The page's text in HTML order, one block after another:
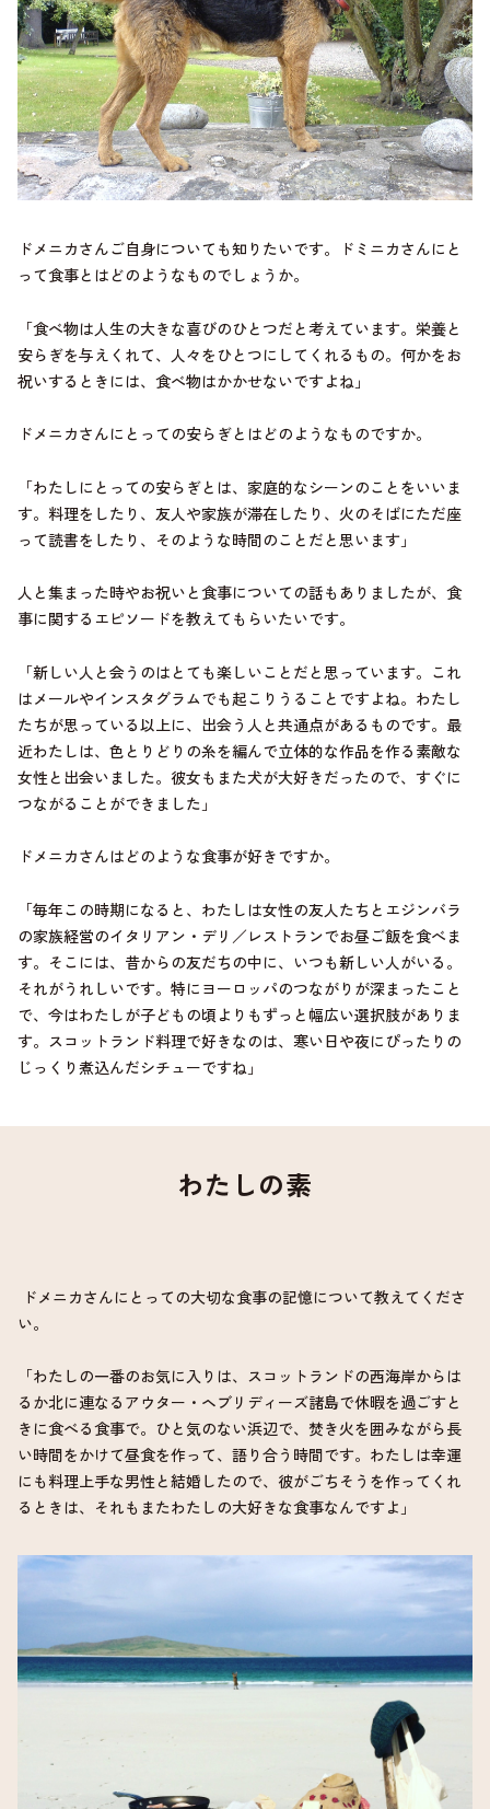
ドメニカさんご自身についても知りたいです。ドミニカさんにと
って食事とはどのようなものでしょうか。
「食べ物は人生の大きな喜びのひとつだと考えています。栄養と
安らぎを与えくれて、人々をひとつにしてくれるもの。何かをお
祝いするときには、食べ物はかかせないですよね」
ドメニカさんにとっての安らぎとはどのようなものですか。
「わたしにとっての安らぎとは、家庭的なシーンのことをいいま
す。料理をしたり、友人や家族が滞在したり、火のそばにただ座
って読書をしたり、そのような時間のことだと思います」
人と集まった時やお祝いと食事についての話もありましたが、食
事に関するエピソードを教えてもらいたいです。
「新しい人と会うのはとても楽しいことだと思っています。これ
はメールやインスタグラムでも起こりうることですよね。わたし
たちが思っている以上に、出会う人と共通点があるものです。最
近わたしは、色とりどりの糸を編んで立体的な作品を作る素敵な
女性と出会いました。彼女もまた犬が大好きだったので、すぐに
つながることができました」
ドメニカさんはどのような食事が好きですか。
「毎年この時期になると、わたしは女性の友人たちとエジンバラ
の家族経営のイタリアン・デリ／レストランでお昼ご飯を食べま
す。そこには、昔からの友だちの中に、いつも新しい人がいる。
それがうれしいです。特にヨーロッパのつながりが深まったこと
で、今はわたしが子どもの頃よりもずっと幅広い選択肢がありま
す。スコットランド料理で好きなのは、寒い日や夜にぴったりの
じっくり煮込んだシチューですね」
わたしの素
ドメニカさんにとっての大切な食事の記憶について教えてくださ
い。
「わたしの一番のお気に入りは、スコットランドの西海岸からは
るか北に連なるアウター・ヘブリディーズ諸島で休暇を過ごすと
きに食べる食事で。ひと気のない浜辺で、焚き火を囲みながら長
い時間をかけて昼食を作って、語り合う時間です。わたしは幸運
にも料理上手な男性と結婚したので、彼がごちそうを作ってくれ
るときは、それもまたわたしの大好きな食事なんですよ」